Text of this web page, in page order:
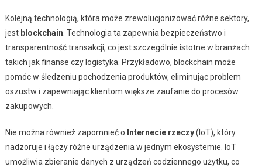
Kolejną technologią, która może zrewolucjonizować różne sektory,
jest blockchain . Technologia ta zapewnia bezpieczeństwo i
transparentność transakcji, co jest szczególnie istotne w branżach
takich jak finanse czy logistyka. Przykładowo, blockchain może
pomóc w śledzeniu pochodzenia produktów, eliminując problem
oszustw i zapewniając klientom większe zaufanie do procesów
zakupowych.
Nie można również zapomnieć o Internecie rzeczy(IoT), który
nadzoruje i łączy różne urządzenia w jednym ekosystemie. IoT
umożliwia zbieranie danych z urządzeń codziennego użytku, co